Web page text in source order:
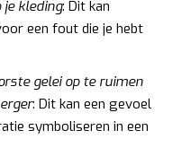
kleding: Dit kan
een fout die je hebt
gelei op te ruimen
: Dit kan een gevoel
symboliseren in een